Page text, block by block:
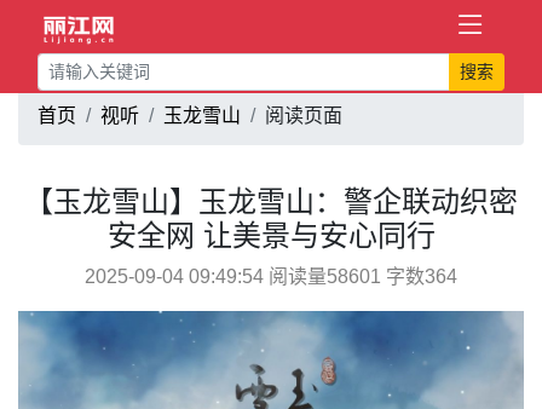
搜索
首页 视听 玉龙雪山 阅读页面
【玉龙雪山】玉龙雪山：警企联动织密
安全网 让美景与安心同行
2025-09-04 09:49:54 阅读量58601 字数364